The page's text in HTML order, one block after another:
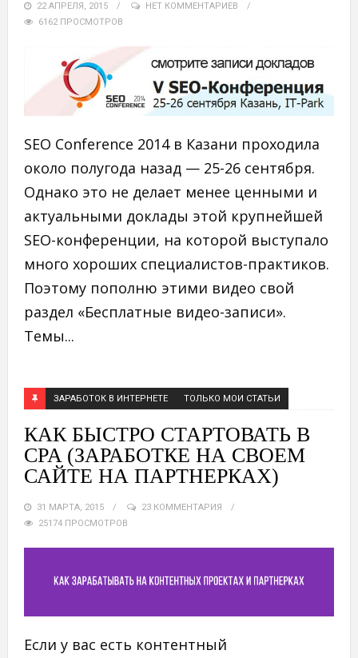
22 АПРЕЛЯ, 2015
НЕТ КОММЕНТАРИЕВ
6162 ПРОСМОТРОВ
SEO Conference 2014 в Казани проходила
около полугода назад — 25-26 сентября.
Однако это не делает менее ценными и
актуальными доклады этой крупнейшей
SEO-конференции, на которой выступало
много хороших специалистов-практиков.
Поэтому пополню этими видео свой
раздел «Бесплатные видео-записи».
Темы...
ЗАРАБОТОК В ИНТЕРНЕТЕ ТОЛЬКО МОИ СТАТЬИ
КАК БЫСТРО СТАРТОВАТЬ В
CPA (ЗАРАБОТКЕ НА СВОЕМ
САЙТЕ НА ПАРТНЕРКАХ)
31 МАРТА, 2015
23 КОММЕНТАРИЯ
25174 ПРОСМОТРОВ
Если у вас есть контентный